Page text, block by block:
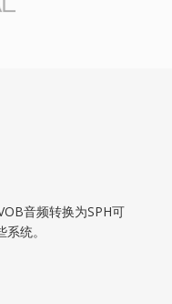
音频转换为SPH可
统。